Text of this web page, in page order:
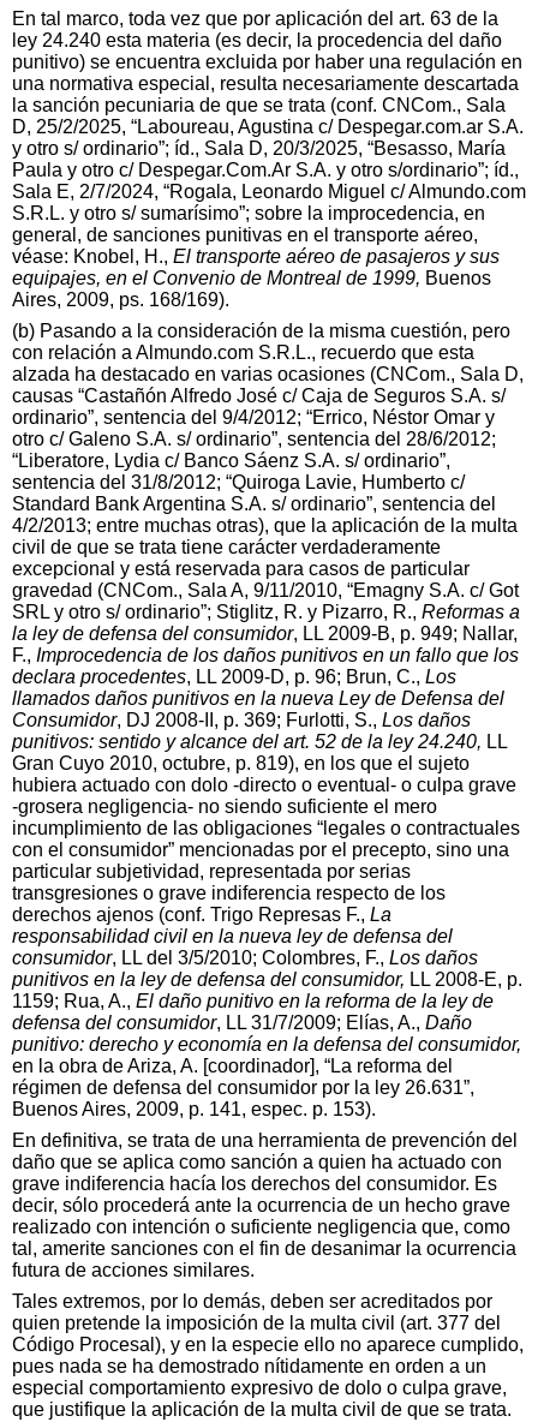
En tal marco, toda vez que por aplicación del art. 63 de la
ley 24.240 esta materia (es decir, la procedencia del daño
punitivo) se encuentra excluida por haber una regulación en
una normativa especial, resulta necesariamente descartada
la sanción pecuniaria de que se trata (conf. CNCom., Sala
D, 25/2/2025, “Laboureau, Agustina c/ Despegar.com.ar S.A.
y otro s/ ordinario”; íd., Sala D, 20/3/2025, “Besasso, María
Paula y otro c/ Despegar.Com.Ar S.A. y otro s/ordinario”; íd.,
Sala E, 2/7/2024, “Rogala, Leonardo Miguel c/ Almundo.com
S.R.L. y otro s/ sumarísimo”; sobre la improcedencia, en
general, de sanciones punitivas en el transporte aéreo,
véase: Knobel, H., El transporte aéreo de pasajeros y sus
equipajes, en el Convenio de Montreal de 1999, Buenos
Aires, 2009, ps. 168/169).
(b) Pasando a la consideración de la misma cuestión, pero
con relación a Almundo.com S.R.L., recuerdo que esta
alzada ha destacado en varias ocasiones (CNCom., Sala D,
causas “Castañón Alfredo José c/ Caja de Seguros S.A. s/
ordinario”, sentencia del 9/4/2012; “Errico, Néstor Omar y
otro c/ Galeno S.A. s/ ordinario”, sentencia del 28/6/2012;
“Liberatore, Lydia c/ Banco Sáenz S.A. s/ ordinario”,
sentencia del 31/8/2012; “Quiroga Lavie, Humberto c/
Standard Bank Argentina S.A. s/ ordinario”, sentencia del
4/2/2013; entre muchas otras), que la aplicación de la multa
civil de que se trata tiene carácter verdaderamente
excepcional y está reservada para casos de particular
gravedad (CNCom., Sala A, 9/11/2010, “Emagny S.A. c/ Got
SRL y otro s/ ordinario”; Stiglitz, R. y Pizarro, R., Reformas a
la ley de defensa del consumidor, LL 2009-B, p. 949; Nallar,
F., Improcedencia de los daños punitivos en un fallo que los
declara procedentes, LL 2009-D, p. 96; Brun, C., Los
llamados daños punitivos en la nueva Ley de Defensa del
Consumidor, DJ 2008-II, p. 369; Furlotti, S., Los daños
punitivos: sentido y alcance del art. 52 de la ley 24.240, LL
Gran Cuyo 2010, octubre, p. 819), en los que el sujeto
hubiera actuado con dolo -directo o eventual- o culpa grave
-grosera negligencia- no siendo suficiente el mero
incumplimiento de las obligaciones “legales o contractuales
con el consumidor” mencionadas por el precepto, sino una
particular subjetividad, representada por serias
transgresiones o grave indiferencia respecto de los
derechos ajenos (conf. Trigo Represas F., La
responsabilidad civil en la nueva ley de defensa del
consumidor, LL del 3/5/2010; Colombres, F., Los daños
punitivos en la ley de defensa del consumidor, LL 2008-E, p.
1159; Rua, A., El daño punitivo en la reforma de la ley de
defensa del consumidor, LL 31/7/2009; Elías, A., Daño
punitivo: derecho y economía en la defensa del consumidor,
en la obra de Ariza, A. [coordinador], “La reforma del
régimen de defensa del consumidor por la ley 26.631”,
Buenos Aires, 2009, p. 141, espec. p. 153).
En definitiva, se trata de una herramienta de prevención del
daño que se aplica como sanción a quien ha actuado con
grave indiferencia hacía los derechos del consumidor. Es
decir, sólo procederá ante la ocurrencia de un hecho grave
realizado con intención o suficiente negligencia que, como
tal, amerite sanciones con el fin de desanimar la ocurrencia
futura de acciones similares.
Tales extremos, por lo demás, deben ser acreditados por
quien pretende la imposición de la multa civil (art. 377 del
Código Procesal), y en la especie ello no aparece cumplido,
pues nada se ha demostrado nítidamente en orden a un
especial comportamiento expresivo de dolo o culpa grave,
que justifique la aplicación de la multa civil de que se trata.